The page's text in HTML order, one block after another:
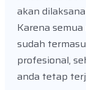
akan
Karena
sudah
profesional,
anda tetap